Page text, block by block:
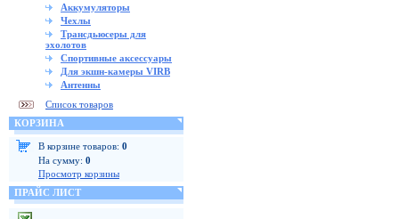
Аккумуляторы
Чехлы
Трансдьюсеры для
эхолотов
Спортивные аксессуары
Для экшн-камеры VIRB
Антенны
Список товаров
КОРЗИНА
В корзине товаров: 0
На сумму: 0
Просмотр корзины
ПРАЙС ЛИСТ